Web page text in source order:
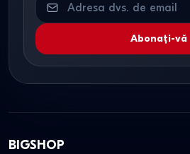
Abonați-vă
BIGSHOP